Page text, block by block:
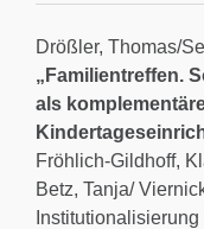
Drößler, Thomas/
„Familientreffen.
als
Fröhlich-Gildhoff,
Betz, Tanja/